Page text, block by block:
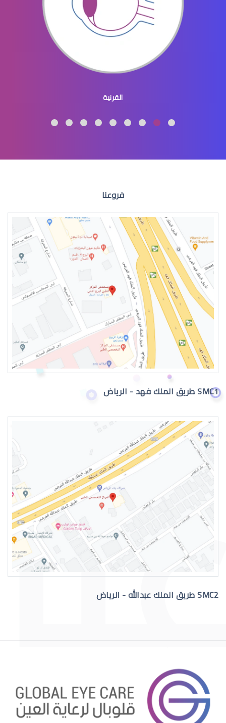
عيون الاطفال المنغوليين
عيون الطفل الرضيع
عيون الطفل الرضيع تدمع
حول عيون الاطفال الرضع
التهاب عيون الاطفال الرضع
احمرار عيون الاطفال الرضع
القرنية
فروعنا
SMC1 طريق الملك فهد - الرياض
SMC2 طريق الملك عبدالله - الرياض